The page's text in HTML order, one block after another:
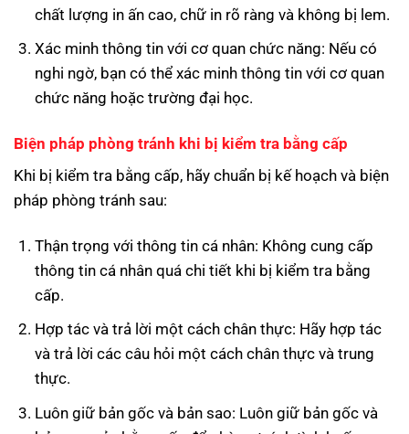
chất lượng in ấn cao, chữ in rõ ràng và không bị lem.
Xác minh thông tin với cơ quan chức năng: Nếu có
nghi ngờ, bạn có thể xác minh thông tin với cơ quan
chức năng hoặc trường đại học.
Biện pháp phòng tránh khi bị kiểm tra bằng cấp
Khi bị kiểm tra bằng cấp, hãy chuẩn bị kế hoạch và biện
pháp phòng tránh sau:
Thận trọng với thông tin cá nhân: Không cung cấp
thông tin cá nhân quá chi tiết khi bị kiểm tra bằng
cấp.
Hợp tác và trả lời một cách chân thực: Hãy hợp tác
và trả lời các câu hỏi một cách chân thực và trung
thực.
Luôn giữ bản gốc và bản sao: Luôn giữ bản gốc và